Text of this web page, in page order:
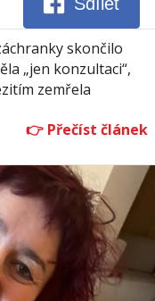
skončilo
„jen konzultaci“,
zemřela